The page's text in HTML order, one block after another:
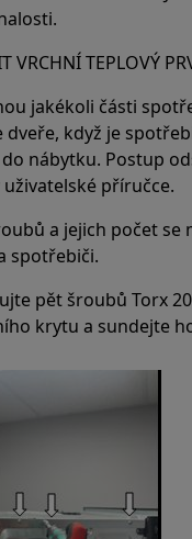
VRCHNÍ TEPLOVÝ
jakékoli části
když je
nábytku. Postup
uživatelské příručce.
a jejich počet se
spotřebiči.
pět šroubů Torx
krytu a sundejte